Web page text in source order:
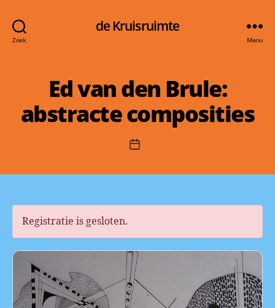
Zoek
de Kruisruimte
Menu
Ed van den Brule:
abstracte composities
Berichtdatum
Registratie is gesloten.